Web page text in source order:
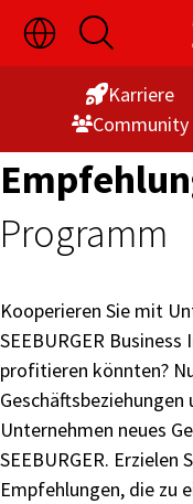
Skip
to
Sprachauswahl
ein-/ausblenden
Suche
öffnen
Karriere
Commu­nity
Programm
Kooperieren Sie mit
SEEBURGER
profitieren könnten?
Unternehmen neues
SEEBURGER. Erzielen
Empfehlungen, die zu